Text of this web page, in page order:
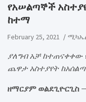
የአሠልጣኞች
ከተማ
February 25, 2021
ያለግብ አቻ ከተጠናቀቀው
ጨዋታ አስተያየት
ዘማርያም ወልደጊዮርጊስ